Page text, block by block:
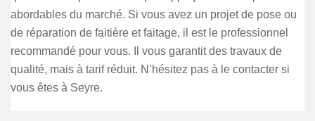
abordables du marché. Si vous avez un projet de pose ou
de réparation de faitière et faitage, il est le professionnel
recommandé pour vous. Il vous garantit des travaux de
qualité, mais à tarif réduit. N’hésitez pas à le contacter si
vous êtes à Seyre.